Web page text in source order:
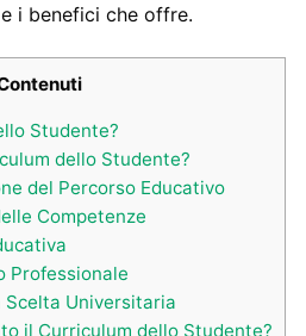
i benefici che offre.
Studente?
dello Studente?
del Percorso Educativo
Competenze
Professionale
Universitaria
il Curriculum dello Studente?